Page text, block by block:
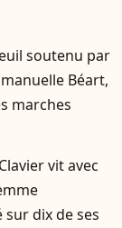
soutenu par
Béart,
marches
vit avec
dix de ses